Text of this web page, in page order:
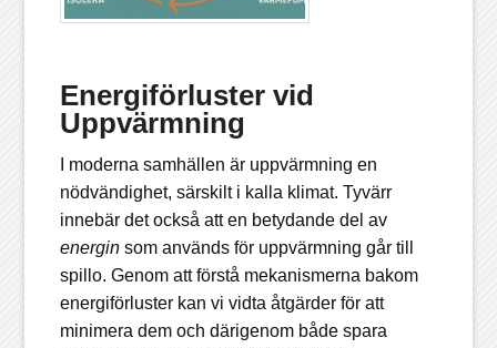
Energiförluster vid
Uppvärmning
I moderna samhällen är uppvärmning en
nödvändighet, särskilt i kalla klimat. Tyvärr
innebär det också att en betydande del av
energinsom används för uppvärmning går till
spillo. Genom att förstå mekanismerna bakom
energiförluster kan vi vidta åtgärder för att
minimera dem och därigenom både spara